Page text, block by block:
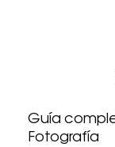
Guía
Fotografía